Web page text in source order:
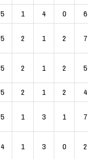
5 1 4 0 6
5 2 1 2 7
5 2 1 2 5
5 2 1 2 4
5 1 3 1 7
4 1 3 0 2